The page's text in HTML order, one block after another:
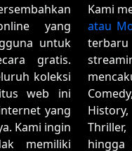
yang
untuk
gratis.
koleksi
web ini
yang
Kami ingin
memiliki
Kami
atau
hingga